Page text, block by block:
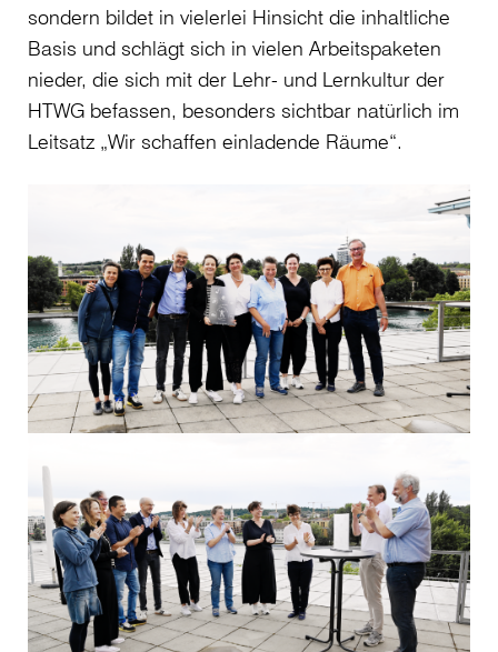
sondern bildet in vielerlei Hinsicht die inhaltliche
Basis und schlägt sich in vielen Arbeitspaketen
nieder, die sich mit der Lehr- und Lernkultur der
HTWG befassen, besonders sichtbar natürlich im
Leitsatz „Wir schaffen einladende Räume“.